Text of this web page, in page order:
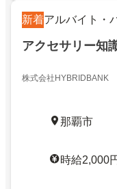
新着アルバイト・
アクセサリー知
株式会社HYBRIDBANK
那覇市
時給2,000